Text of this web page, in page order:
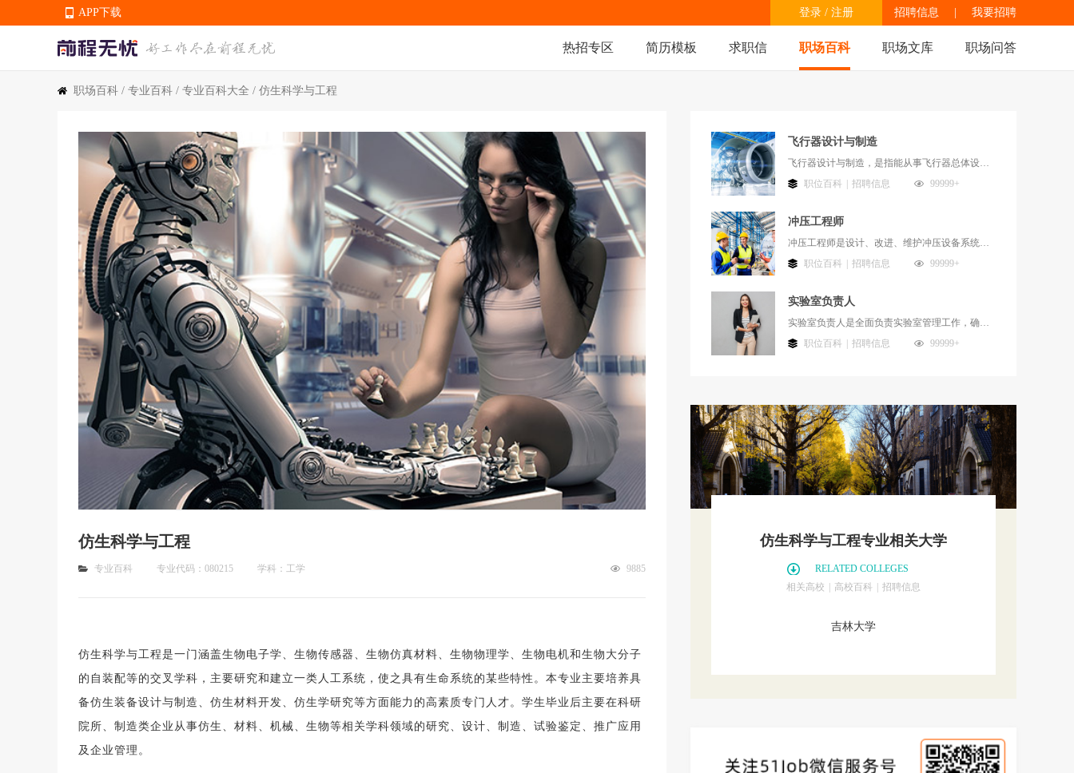
APP下载 招聘信息 我要招聘
登录 / 注册
热招专区 简历模板 求职信 职场百科 职场文库 职场问答
职场百科 / 专业百科 / 专业百科大全 / 仿生科学与工程
仿生科学与工程
专业百科 专业代码：080215 学科：工学 9885
仿生科学与工程是一门涵盖生物电子学、生物传感器、生物仿真材料、生物物理学、生物电机和生物大分子
的自装配等的交叉学科，主要研究和建立一类人工系统，使之具有生命系统的某些特性。本专业主要培养具
备仿生装备设计与制造、仿生材料开发、仿生学研究等方面能力的高素质专门人才。学生毕业后主要在科研
院所、制造类企业从事仿生、材料、机械、生物等相关学科领域的研究、设计、制造、试验鉴定、推广应用
及企业管理。
飞行器设计与制造
飞行器设计与制造，是指能从事飞行器总体设计、机构设计、飞机外形设计、飞机性能计算与分析、结构受力与分析、飞机故障诊断及维修、软件开发等，并能从事通用机械设计及制造的高级工程技术人员和研究人员。
职位百科
招聘信息 99999+
冲压工程师
冲压工程师是设计、改进、维护冲压设备系统，指导工人作业的专业技术人员；
职位百科
招聘信息 99999+
实验室负责人
实验室负责人是全面负责实验室管理工作，确保实验室运作所需的资源，制订发展规划和工作计划，组织贯彻执行国家有关的检测法令、法规、技术标准和规范的工作人员。
职位百科
招聘信息 99999+
仿生科学与工程专业相关大学
RELATED COLLEGES
相关高校
高校百科 招聘信息
吉林大学